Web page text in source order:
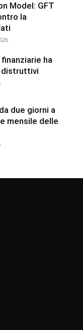
Model: GFT
la
ha
due giorni a
mensile delle